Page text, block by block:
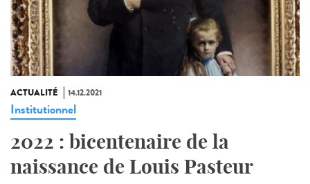
ACTUALITÉ 14.12.2021
Institutionnel
2022 : bicentenaire de la
naissance de Louis Pasteur